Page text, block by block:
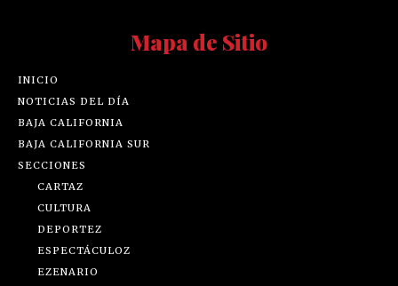
Mapa de Sitio
INICIO
NOTICIAS DEL DÍA
BAJA CALIFORNIA
BAJA CALIFORNIA SUR
SECCIONES
CARTAZ
CULTURA
DEPORTEZ
ESPECTÁCULOZ
EZENARIO